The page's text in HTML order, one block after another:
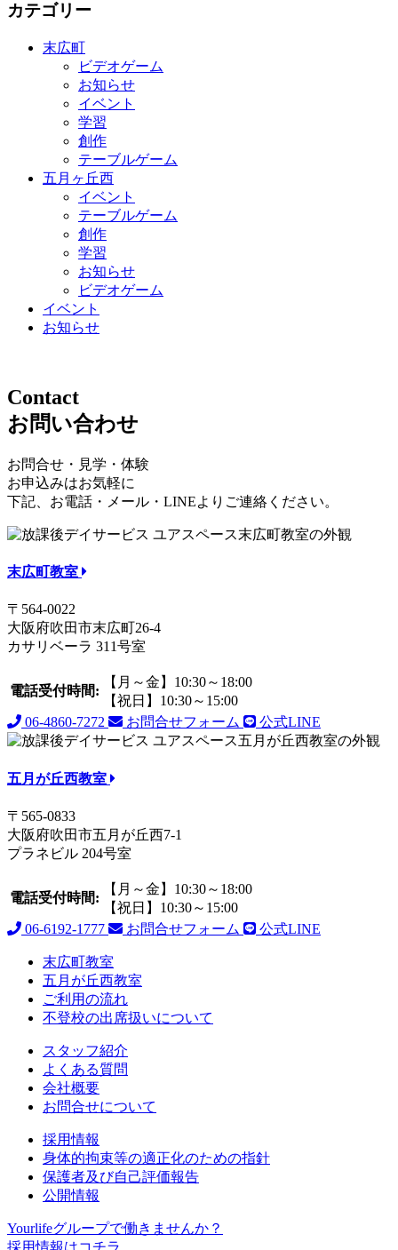
カテゴリー
末広町
ビデオゲーム
お知らせ
イベント
学習
創作
テーブルゲーム
五月ヶ丘西
イベント
テーブルゲーム
創作
学習
お知らせ
ビデオゲーム
イベント
お知らせ
Contact
お問い合わせ
お問合せ・見学・体験
お申込みはお気軽に
下記、お電話・メール・LINEよりご連絡ください。
末広町教室
〒564-0022
大阪府吹田市末広町26-4
カサリベーラ 311号室
電話受付時間:
【月～金】10:30～18:00
【祝日】10:30～15:00
06-4860-7272
お問合せフォーム 公式LINE
五月が丘西教室
〒565-0833
大阪府吹田市五月が丘西7-1
プラネビル 204号室
電話受付時間:
【月～金】10:30～18:00
【祝日】10:30～15:00
06-6192-1777
お問合せフォーム 公式LINE
末広町教室
五月が丘西教室
ご利用の流れ
不登校の出席扱いについて
スタッフ紹介
よくある質問
会社概要
お問合せについて
採用情報
身体的拘束等の適正化のための指針
保護者及び自己評価報告
公開情報
Yourlifeグループで働きませんか？
採用情報はコチラ